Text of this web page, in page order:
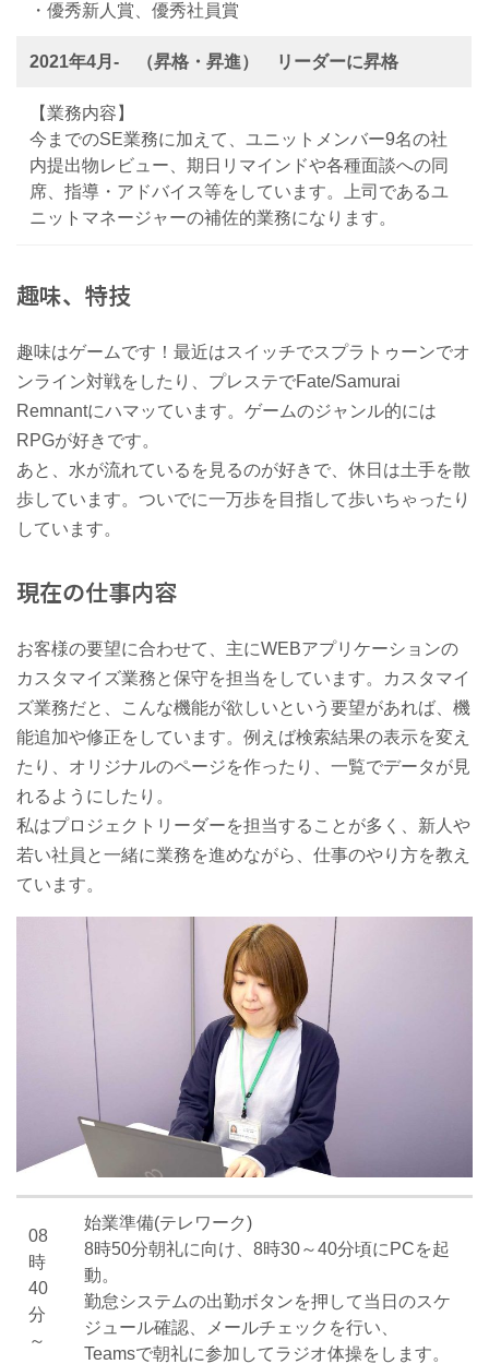
・優秀新人賞、優秀社員賞
2021年4月- （昇格・昇進） リーダーに昇格
【業務内容】
今までのSE業務に加えて、ユニットメンバー9名の社
内提出物レビュー、期日リマインドや各種面談への同
席、指導・アドバイス等をしています。上司であるユ
ニットマネージャーの補佐的業務になります。
趣味、特技
趣味はゲームです！最近はスイッチでスプラトゥーンでオ
ンライン対戦をしたり、プレステでFate/Samurai
Remnantにハマッています。ゲームのジャンル的には
RPGが好きです。
あと、水が流れているを見るのが好きで、休日は土手を散
歩しています。ついでに一万歩を目指して歩いちゃったり
しています。
現在の仕事内容
お客様の要望に合わせて、主にWEBアプリケーションの
カスタマイズ業務と保守を担当をしています。カスタマイ
ズ業務だと、こんな機能が欲しいという要望があれば、機
能追加や修正をしています。例えば検索結果の表示を変え
たり、オリジナルのページを作ったり、一覧でデータが見
れるようにしたり。
私はプロジェクトリーダーを担当することが多く、新人や
若い社員と一緒に業務を進めながら、仕事のやり方を教え
ています。
08
時
40
分
～
始業準備(テレワーク)
8時50分朝礼に向け、8時30～40分頃にPCを起
動。
勤怠システムの出勤ボタンを押して当日のスケ
ジュール確認、メールチェックを行い、
Teamsで朝礼に参加してラジオ体操をします。